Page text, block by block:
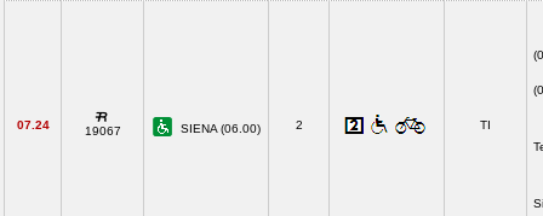
07.24 19067 SIENA (06.00) 2 TI